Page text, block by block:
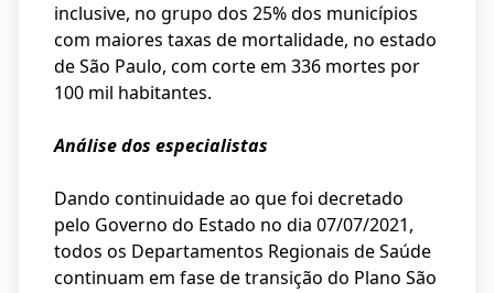
inclusive, no grupo dos 25% dos municípios
com maiores taxas de mortalidade, no estado
de São Paulo, com corte em 336 mortes por
100 mil habitantes.
Análise dos especialistas
Dando continuidade ao que foi decretado
pelo Governo do Estado no dia 07/07/2021,
todos os Departamentos Regionais de Saúde
continuam em fase de transição do Plano São